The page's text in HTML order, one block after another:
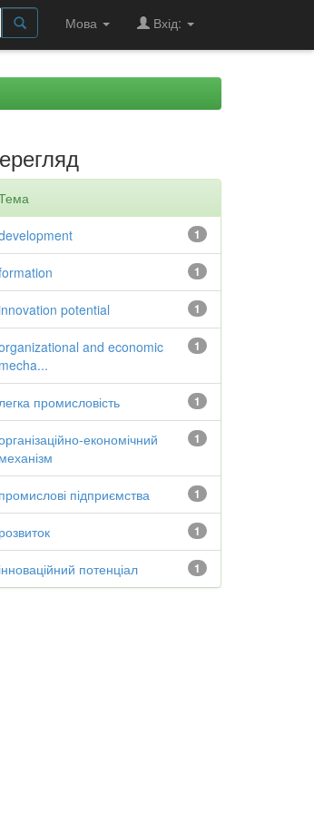
Мова Вхід:
1
1
1
potential
1
and economic
mecha...
1
промисловість
1
економічний
механізм
1
промислові підприємства
1
розвиток
1
інноваційний потенціал